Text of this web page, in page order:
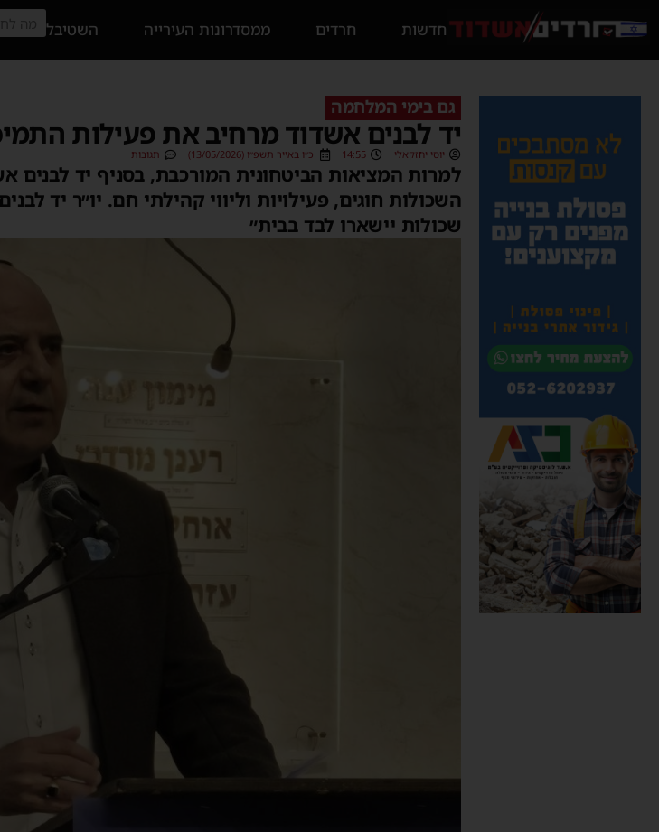
חדשות חרדים ממסדרונות העירייה השטיבל
גם בימי המלחמה
יד לבנים אשדוד מרחיב את פעילות
יוסי יחזקאלי 14:55 כ״ו באייר תשפ״ו (13/05/2026) תגובות
למרות המציאות הביטחונית המורכבת, בסניף יד
השכולות חוגים, פעילויות וליווי קהילתי חם. יו״ר יד
שכולות יישארו לבד בבית״